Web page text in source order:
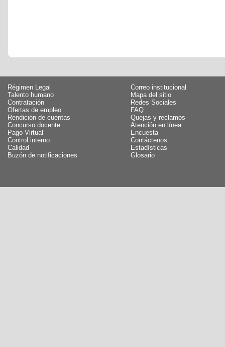
Régimen Legal
Talento humano
Contratación
Ofertas de empleo
Rendición de cuentas
Concurso docente
Pago Virtual
Control interno
Calidad
Buzón de notificaciones
Correo institucional
Mapa del sitio
Redes Sociales
FAQ
Quejas y reclamos
Atención en línea
Encuesta
Contáctenos
Estadísticas
Glosario